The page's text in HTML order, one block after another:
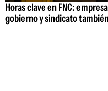
Horas clave en FNC:
gobierno y sindicato